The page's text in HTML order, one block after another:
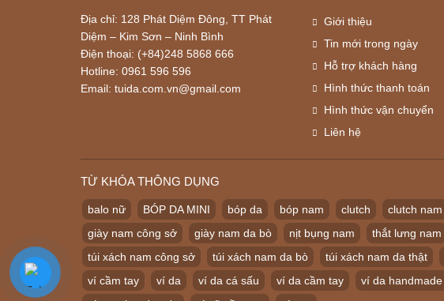
Địa chỉ: 128 Phát Diệm Đông, TT Phát
Diệm – Kim Sơn – Ninh Bình
Điện thoại: (+84)248 5868 666
Hotline: 0961 596 596
Email: tuida.com.vn@gmail.com
Giới thiệu
Tin mới trong ngày
Hỗ trợ khách hàng
Hình thức thanh toán
Hình thức vận chuyển
Liên hệ
TỪ KHÓA THÔNG DỤNG
balo nữ BÓP DA MINI bóp da bóp nam clutch clutch nam
giày nam công sở
giày nam da bò nịt bụng nam thắt lưng nam
túi xách nam công sở
túi xách nam da bò túi xách nam da thật
ví cầm tay
ví da ví da cá sấu ví da cầm tay ví da handmade